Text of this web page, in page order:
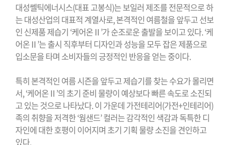
대성쎌틱에너시스(대표 고봉식)는 보일러 제조를 전문적으로 하
는 대성산업의 대표적 계열사로,본격적인 여름철을 앞두고 선보
인 신제품 제습기 ‘케어온Ⅱ’가 순조로운 출발을 보이고 있다.‘케
어온Ⅱ’는 출시 직후부터 디자인과 성능을 모두 잡은 제품으로
입소문을 타며 소비자들의 긍정적인 반응을 얻는 중이다.
특히 본격적인 여름 시즌을 앞두고 제습기를 찾는 수요가 몰리면
서,‘케어온Ⅱ’의 초기 준비 물량이 예상보다 빠른 속도로 소진되
고 있는 것으로 나타났다.이 가운데 가전테리어(가전+인테리어)
족의 취향을 저격한 ‘웜샌드’ 컬러는 감각적인 색감과 독특한 디
자인에 대한 호평이 이어지며 초기 기획 물량 소진을 견인하고
있다.